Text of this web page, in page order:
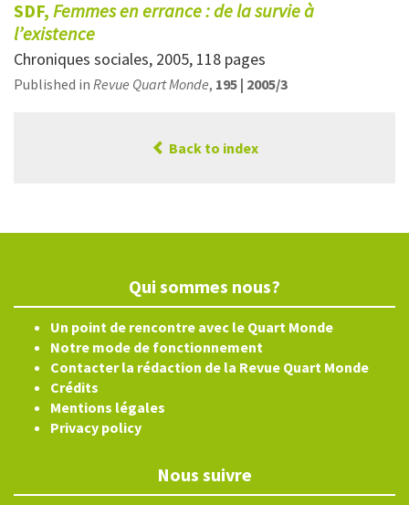
SDF, Femmes en errance : de la survie à
l’existence
Chroniques sociales, 2005, 118 pages
Published in Revue Quart Monde, 195 | 2005/3
Back to index
Qui sommes nous?
Un point de rencontre avec le Quart Monde
Notre mode de fonctionnement
Contacter la rédaction de la Revue Quart Monde
Crédits
Mentions légales
Privacy policy
Nous suivre